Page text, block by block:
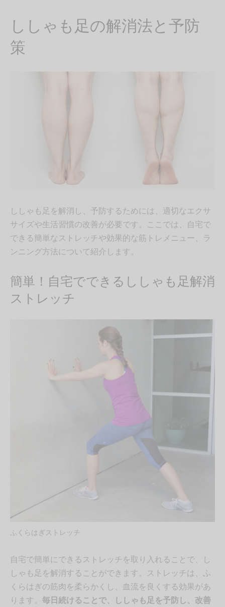
ししゃも足の解消法と予防
策
ししゃも足を解消し、予防するためには、適切なエクサ
サイズや生活習慣の改善が必要です。ここでは、自宅で
できる簡単なストレッチや効果的な筋トレメニュー、ラ
ンニング方法について紹介します。
簡単！自宅でできるししゃも足解消
ストレッチ
ふくらはぎストレッチ
自宅で簡単にできるストレッチを取り入れることで、し
しゃも足を解消することができます。ストレッチは、ふ
くらはぎの筋肉を柔らかくし、血流を良くする効果があ
ります。 毎日続けることで、ししゃも足を予防し、改善